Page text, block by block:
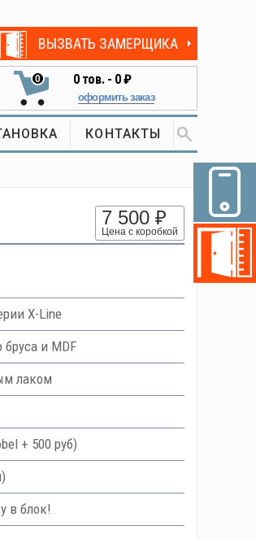
ВЫЗВАТЬ ЗАМЕРЩИКА
0 0тов. - 0 ₽
оформить заказ
КОНТАКТЫ
7 500 ₽
Цена с коробкой
X-Line
и MDF
лаком
+ 500 руб)
в блок!